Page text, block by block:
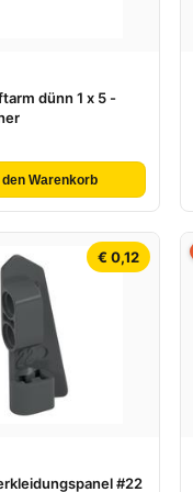
dünn 1 x 5 -
den Warenkorb
€ 0,12
#22